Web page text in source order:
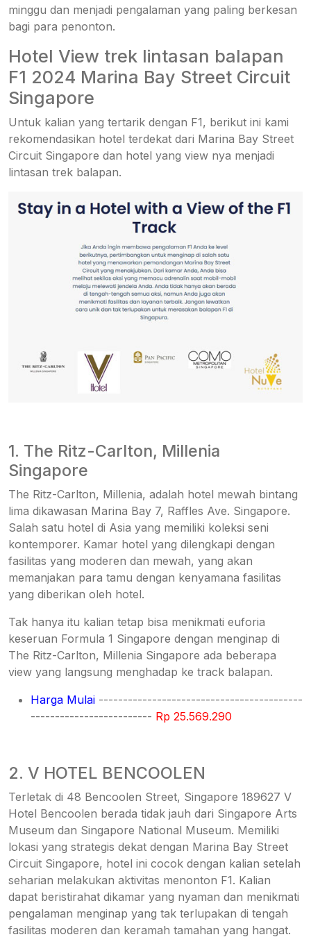
minggu dan menjadi pengalaman yang paling berkesan
bagi para penonton.
Hotel View trek lintasan balapan
F1 2024 Marina Bay Street Circuit
Singapore
Untuk kalian yang tertarik dengan F1, berikut ini kami
rekomendasikan hotel terdekat dari Marina Bay Street
Circuit Singapore dan hotel yang view nya menjadi
lintasan trek balapan.
1. The Ritz-Carlton, Millenia
Singapore
The Ritz-Carlton, Millenia, adalah hotel mewah bintang
lima dikawasan Marina Bay 7, Raffles Ave. Singapore.
Salah satu hotel di Asia yang memiliki koleksi seni
kontemporer. Kamar hotel yang dilengkapi dengan
fasilitas yang moderen dan mewah, yang akan
memanjakan para tamu dengan kenyamana fasilitas
yang diberikan oleh hotel.
Tak hanya itu kalian tetap bisa menikmati euforia
keseruan Formula 1 Singapore dengan menginap di
The Ritz-Carlton, Millenia Singapore ada beberapa
view yang langsung menghadap ke track balapan.
Harga Mulai ------------------------------------------
------------------------- Rp 25.569.290
2. V HOTEL BENCOOLEN
Terletak di 48 Bencoolen Street, Singapore 189627 V
Hotel Bencoolen berada tidak jauh dari Singapore Arts
Museum dan Singapore National Museum. Memiliki
lokasi yang strategis dekat dengan Marina Bay Street
Circuit Singapore, hotel ini cocok dengan kalian setelah
seharian melakukan aktivitas menonton F1. Kalian
dapat beristirahat dikamar yang nyaman dan menikmati
pengalaman menginap yang tak terlupakan di tengah
fasilitas moderen dan keramah tamahan yang hangat.